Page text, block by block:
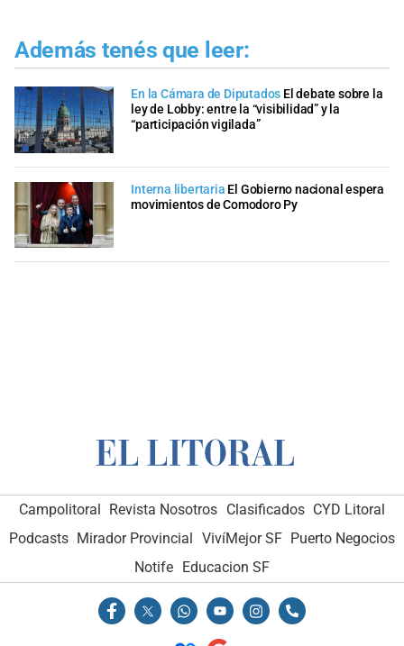
Además tenés que leer:
En la Cámara de Diputados El debate sobre la
ley de Lobby: entre la “visibilidad” y la
“participación vigilada”
Interna libertaria El Gobierno nacional espera
movimientos de Comodoro Py
Campolitoral Revista Nosotros Clasificados CYD Litoral
Podcasts Mirador Provincial VivíMejor SF Puerto Negocios
Notife Educacion SF